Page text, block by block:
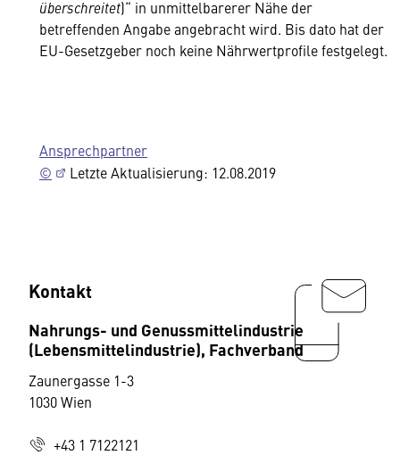
überschreitet)“ in unmittelbarerer Nähe der
betreffenden Angabe angebracht wird. Bis dato hat der
EU-Gesetzgeber noch keine Nährwertprofile festgelegt.
Ansprechpartner
©
Letzte Aktualisierung: 12.08.2019
Kontakt
Nahrungs- und Genussmittelindustrie
(Lebensmittelindustrie), Fachverband
Zaunergasse 1-3
1030 Wien
+43 1 7122121